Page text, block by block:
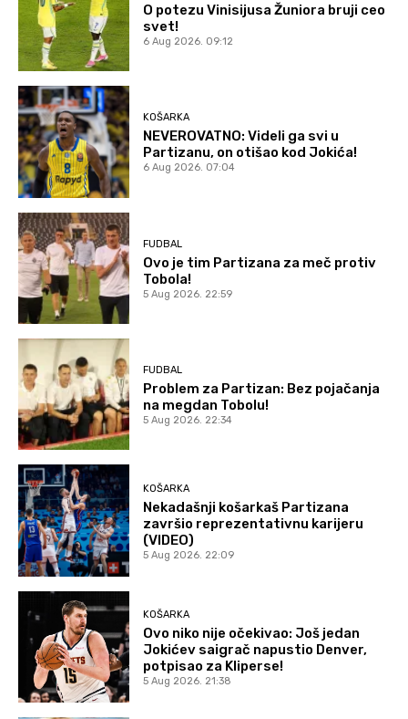
O potezu Vinisijusa Žuniora bruji ceo
svet!
6 Aug 2026. 09:12
KOŠARKA
NEVEROVATNO: Videli ga svi u
Partizanu, on otišao kod Jokića!
6 Aug 2026. 07:04
FUDBAL
Ovo je tim Partizana za meč protiv
Tobola!
5 Aug 2026. 22:59
FUDBAL
Problem za Partizan: Bez pojačanja
na megdan Tobolu!
5 Aug 2026. 22:34
KOŠARKA
Nekadašnji košarkaš Partizana
završio reprezentativnu karijeru
(VIDEO)
5 Aug 2026. 22:09
KOŠARKA
Ovo niko nije očekivao: Još jedan
Jokićev saigrač napustio Denver,
potpisao za Kliperse!
5 Aug 2026. 21:38